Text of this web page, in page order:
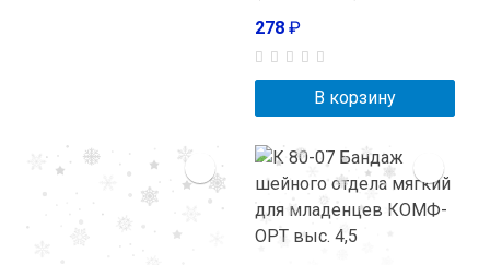
278 ₽
В корзину